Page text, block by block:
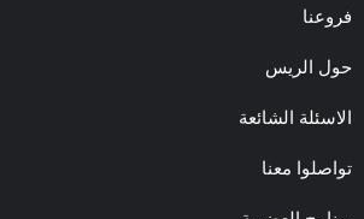
فروعنا
حول الريس
الاسئلة الشائعة
تواصلوا معنا